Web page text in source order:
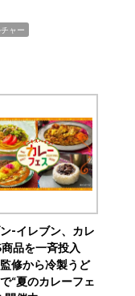
ャー
‐イレブン、カレ
商品を一斉投入
修から冷製うど
“夏のカレーフェ